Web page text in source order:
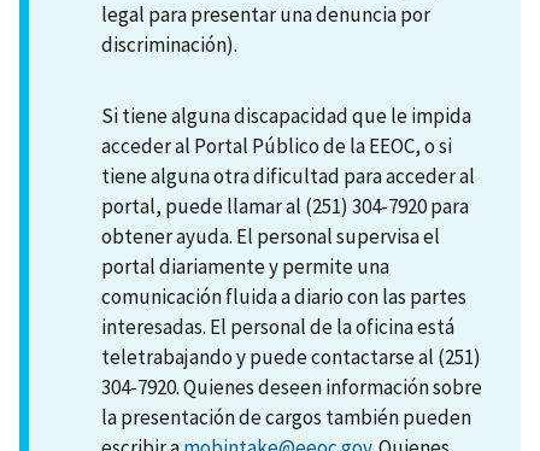
legal para presentar una denuncia por
discriminación).
Si tiene alguna discapacidad que le impida
acceder al Portal Público de la EEOC, o si
tiene alguna otra dificultad para acceder al
portal, puede llamar al (251) 304-7920 para
obtener ayuda. El personal supervisa el
portal diariamente y permite una
comunicación fluida a diario con las partes
interesadas. El personal de la oficina está
teletrabajando y puede contactarse al (251)
304-7920. Quienes deseen información sobre
la presentación de cargos también pueden